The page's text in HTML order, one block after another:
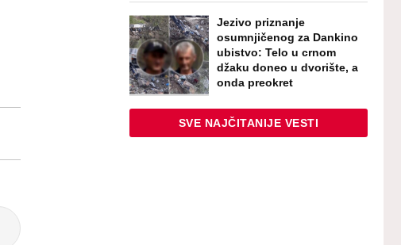
Jezivo priznanje
osumnjičenog za Dankino
ubistvo: Telo u crnom
džaku doneo u dvorište, a
onda preokret
SVE NAJČITANIJE VESTI